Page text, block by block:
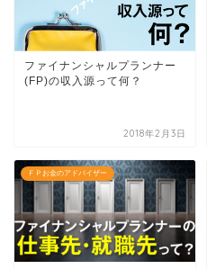
ファイナンシャルプランナー
(FP)の収入源って何？
2018年2月3日
ＦＰお金のアドバイザー